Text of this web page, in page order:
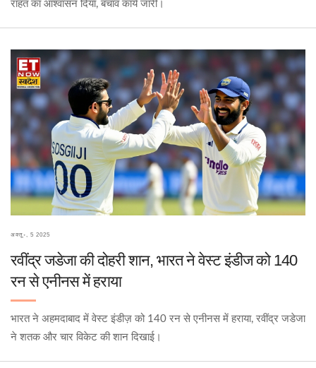
राहत का आश्वासन दिया, बचाव कार्य जारी।
अक्तू॰, 5 2025
रवींद्र जडेजा की दोहरी शान, भारत ने वेस्ट इंडीज को 140
रन से एनीनस में हराया
भारत ने अहमदाबाद में वेस्ट इंडीज़ को 140 रन से एनीनस में हराया, रवींद्र जडेजा
ने शतक और चार विकेट की शान दिखाई।